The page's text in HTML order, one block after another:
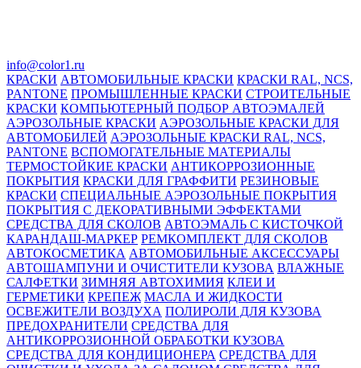
info@color1.ru
КРАСКИ АВТОМОБИЛЬНЫЕ КРАСКИ КРАСКИ RAL, NCS,
PANTONE ПРОМЫШЛЕННЫЕ КРАСКИ СТРОИТЕЛЬНЫЕ
КРАСКИ КОМПЬЮТЕРНЫЙ ПОДБОР АВТОЭМАЛЕЙ
АЭРОЗОЛЬНЫЕ КРАСКИ АЭРОЗОЛЬНЫЕ КРАСКИ ДЛЯ
АВТОМОБИЛЕЙ АЭРОЗОЛЬНЫЕ КРАСКИ RAL, NCS,
PANTONE ВСПОМОГАТЕЛЬНЫЕ МАТЕРИАЛЫ
ТЕРМОСТОЙКИЕ КРАСКИ АНТИКОРРОЗИОННЫЕ
ПОКРЫТИЯ КРАСКИ ДЛЯ ГРАФФИТИ РЕЗИНОВЫЕ
КРАСКИ СПЕЦИАЛЬНЫЕ АЭРОЗОЛЬНЫЕ ПОКРЫТИЯ
ПОКРЫТИЯ С ДЕКОРАТИВНЫМИ ЭФФЕКТАМИ
СРЕДСТВА ДЛЯ СКОЛОВ АВТОЭМАЛЬ С КИСТОЧКОЙ
КАРАНДАШ-МАРКЕР РЕМКОМПЛЕКТ ДЛЯ СКОЛОВ
АВТОКОСМЕТИКА АВТОМОБИЛЬНЫЕ АКСЕССУАРЫ
АВТОШАМПУНИ И ОЧИСТИТЕЛИ КУЗОВА ВЛАЖНЫЕ
САЛФЕТКИ ЗИМНЯЯ АВТОХИМИЯ КЛЕИ И
ГЕРМЕТИКИ КРЕПЕЖ МАСЛА И ЖИДКОСТИ
ОСВЕЖИТЕЛИ ВОЗДУХА ПОЛИРОЛИ ДЛЯ КУЗОВА
ПРЕДОХРАНИТЕЛИ СРЕДСТВА ДЛЯ
АНТИКОРРОЗИОННОЙ ОБРАБОТКИ КУЗОВА
СРЕДСТВА ДЛЯ КОНДИЦИОНЕРА СРЕДСТВА ДЛЯ